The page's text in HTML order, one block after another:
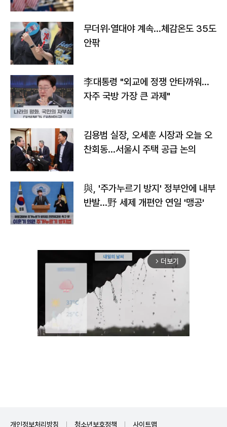
무더위·열대야 계속…체감온도 35도
안팎
李대통령 "외교에 정쟁 안타까워…
자주 국방 가장 큰 과제"
김용범 실장, 오세훈 시장과 오늘 오
찬회동...서울시 주택 공급 논의
與, '주가누르기 방지' 정부안에 내부
반발…野 세제 개편안 연일 '맹공'
arrow_forward_ios 더보기
개인정보처리방침 청소년보호정책 사이트맵